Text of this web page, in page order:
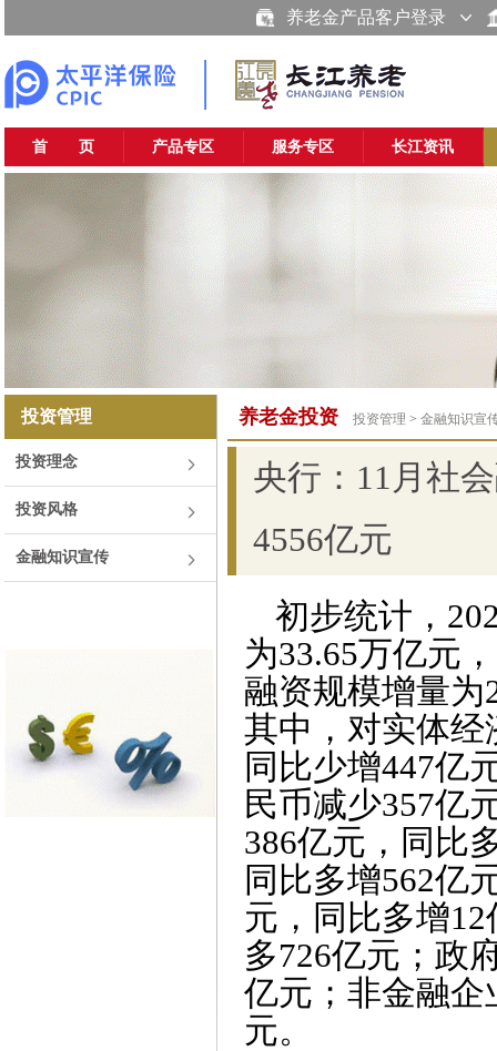
养老金产品客户登录
首 页 产品专区 服务专区 长江资讯
投资管理
投资理念
投资风格
金融知识宣传
养老金投资 投资管理 > 金融知识宣
央行：11月社
4556亿元
初步统计，
为33.65万亿元
融资规模增量为
其中，对实体
同比少增447亿
民币减少357亿
386亿元，同比
同比多增562亿
元，同比多增12
多726亿元；政
亿元；非金融企
元。